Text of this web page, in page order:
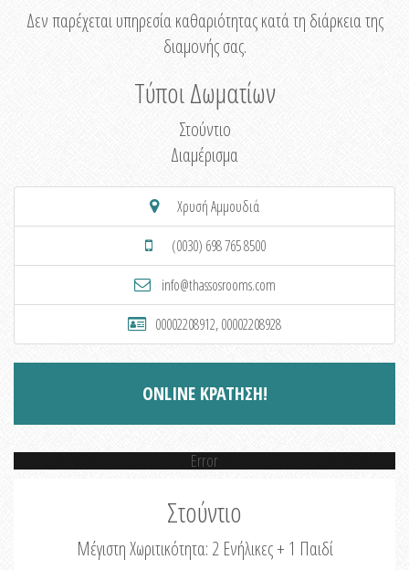
Δεν παρέχεται υπηρεσία καθαριότητας κατά τη διάρκεια της
διαμονής σας.
Τύποι Δωματίων
Στούντιο
Διαμέρισμα
Χρυσή Αμμουδιά
(0030) 698 765 8500
info@thassosrooms.com
00002208912, 00002208928
ONLINE ΚΡΑΤΗΣΗ!
Error
Στούντιο
Μέγιστη Χωριτικότητα: 2 Ενήλικες + 1 Παιδί